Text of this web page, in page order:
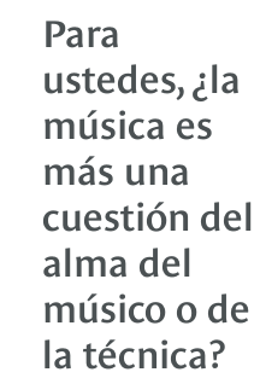
Para
ustedes, ¿la
música es
más una
cuestión del
alma del
músico o de
la técnica?